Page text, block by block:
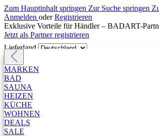
Zum Hauptinhalt springen Zur Suche springen
Anmelden oder Registrieren
Exklusive Vorteile für Händler – BADART-
Jetzt als Partner registrieren
Lieferland
MARKEN
BAD
SAUNA
HEIZEN
KÜCHE
WOHNEN
DEALS
SALE